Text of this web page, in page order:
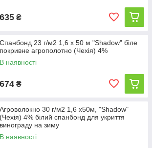
635 ₴
Спанбонд 23 г/м2 1,6 х 50 м "Shadow" біле
покривне агрополотно (Чехія) 4%
В наявності
674 ₴
Агроволокно 30 г/м2 1,6 х50м, "Shadow"
(Чехія) 4% білий спанбонд для укриття
винограду на зиму
В наявності